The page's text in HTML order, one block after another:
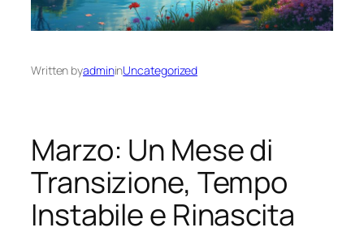
Written byadmininUncategorized
Marzo: Un Mese di
Transizione, Tempo
Instabile e Rinascita